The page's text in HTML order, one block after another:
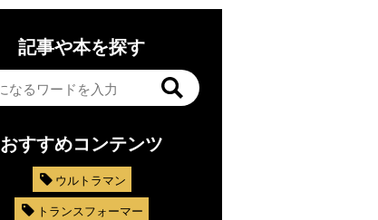
記事や本を探す
おすすめコンテンツ
ウルトラマン
トランスフォーマー